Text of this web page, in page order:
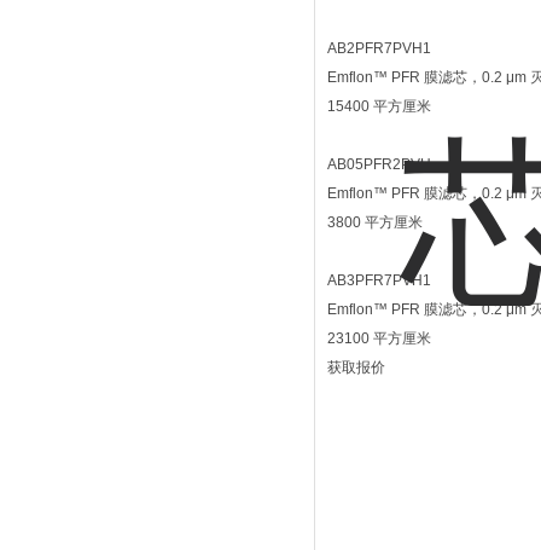
AB2PFR7PVH1
Emflon™ PFR 膜滤芯，0.2 μm
15400 平方厘米
AB05PFR2PVH
Emflon™ PFR 膜滤芯，0.2 μm
3800 平方厘米
AB3PFR7PVH1
Emflon™ PFR 膜滤芯，0.2 μm
23100 平方厘米
获取报价